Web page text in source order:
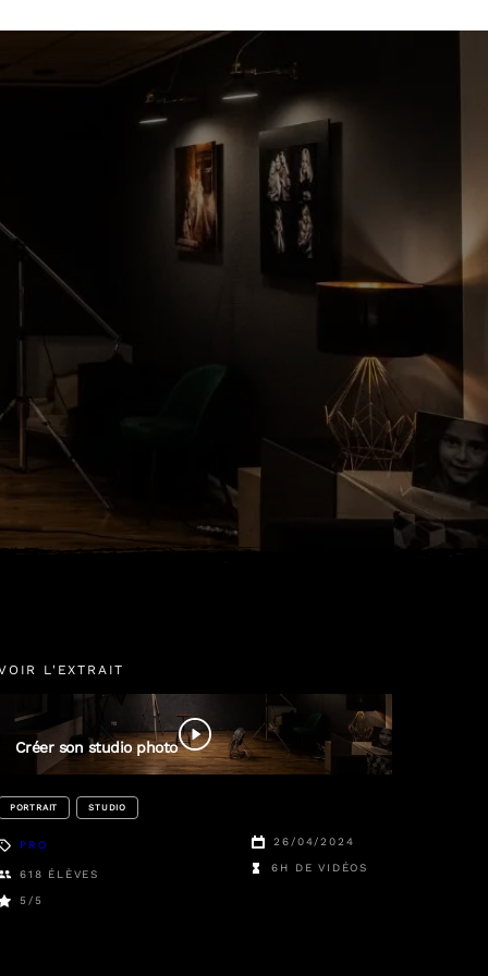
L'EXTRAIT
Créer son studio photo
PORTRAIT STUDIO
PRO
618 ÉLÈVES
5 /5
26/04/2024
6H DE VIDÉOS